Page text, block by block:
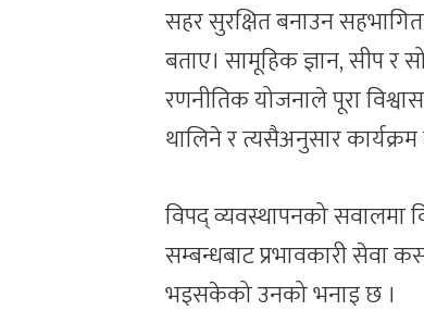
सहर सुरक्षित बनाउन
बताए। सामूहिक ज्ञान, सीप र
रणनीतिक योजनाले पूरा
थालिने र त्यसैअनुसार
विपद् व्यवस्थापनको सवालमा
सम्बन्धबाट प्रभावकारी सेवा
भइसकेको उनको भनाइ छ ।